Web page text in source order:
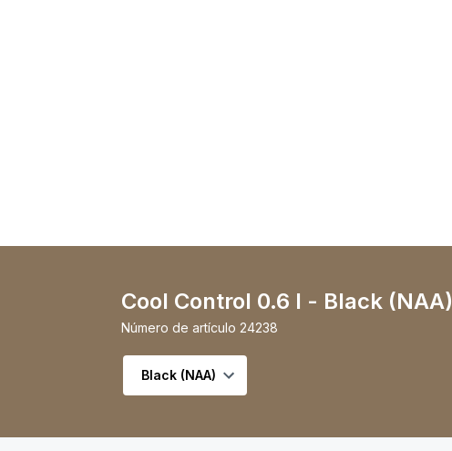
Seleccionar variante
Cool Control 0.6 l - Black (NAA)
Número de artículo 24238